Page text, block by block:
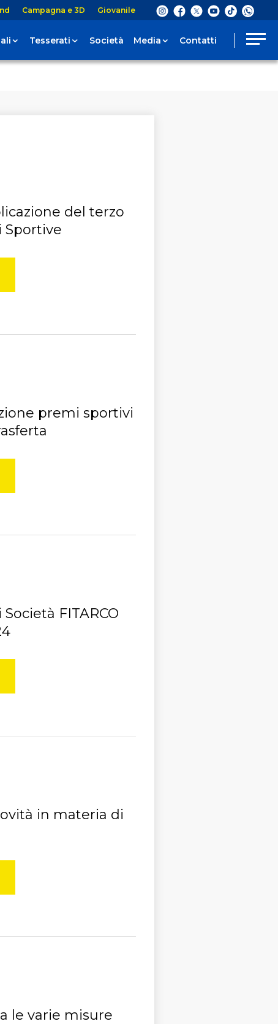
Campagna e 3D Giovanile
Tesserati Società Media Contatti
del terzo
Sportive
premi sportivi
FITARCO
in materia di
le varie misure